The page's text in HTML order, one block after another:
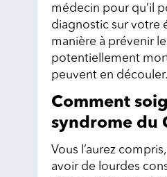
médecin pour qu’il
diagnostic sur votre
manière à prévenir
potentiellement
peuvent en découler.
Comment
syndrome du
Vous l’aurez
avoir de lourdes